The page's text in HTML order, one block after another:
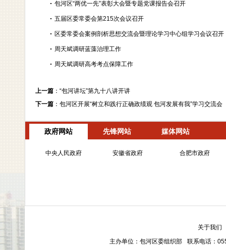
包河区“两优一先”表彰大会暨专题党课报告会召开
五届区委常委会第215次会议召开
区委常委会案例剖析思想交流会暨理论学习中心组学习会议召开
周天斌调研蓝藻治理工作
周天斌调研高考考点保障工作
上一篇： “包河讲坛”第九十八讲开讲
下一篇： 包河区开展“树立和践行正确政绩观 包河发展有我”学习交流会
政府网站 先锋网站 媒体网站
中央人民政府 安徽省政府 合肥市政府
关于我们
主办单位：包河区委组织部
联系电话：